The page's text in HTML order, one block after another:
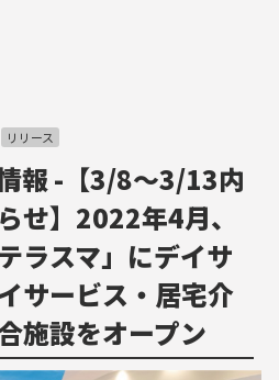
リリース
報 -【3/8～3/13内
せ】2022年4月、
ラスマ」にデイサ
サービス・居宅介
施設をオープン